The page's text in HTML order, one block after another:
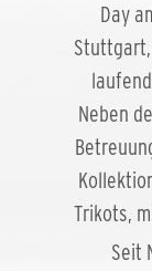
Day
Neben
Trikots,
Seit